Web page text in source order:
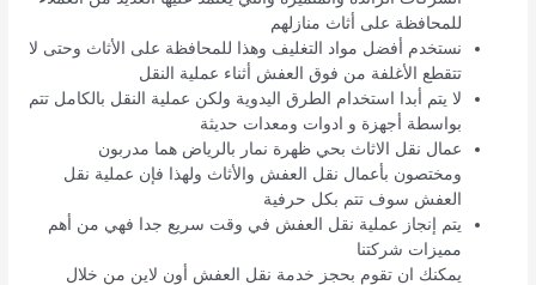
للمحافظة على أثاث منازلهم
نستخدم أفضل مواد التغليف وهذا للمحافظة على الأثاث وحتى لا
تتقطع الأغلفة من فوق العفش أثناء عملية النقل
لا يتم أبدا استخدام الطرق اليدوية ولكن عملية النقل بالكامل تتم
بواسطة أجهزة و ادوات ومعدات حديثة
عمال نقل الاثاث بحي ظهرة نمار بالرياض هما مدربون
ومختصون بأعمال نقل العفش والأثاث ولهذا فإن عملية نقل
العفش سوف تتم بكل حرفية
يتم إنجاز عملية نقل العفش في وقت سريع جدا فهي من أهم
مميزات شركتنا
يمكنك ان تقوم بحجز خدمة نقل العفش أون لاين من خلال